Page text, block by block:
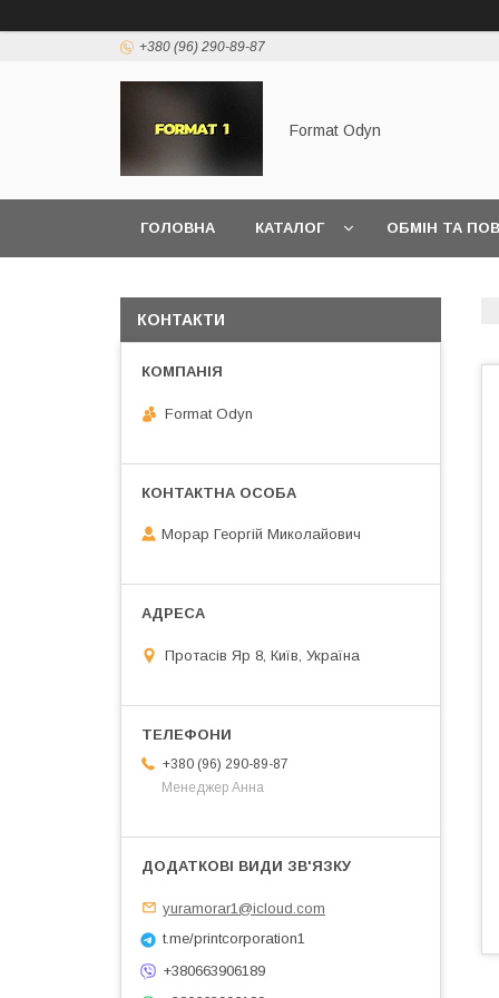
+380 (96) 290-89-87
Format Odyn
ГОЛОВНА КАТАЛОГ ОБМІН ТА
КОНТАКТИ
Format Odyn
Морар Георгій Миколайович
Протасів Яр 8, Київ, Україна
+380 (96) 290-89-87
Менеджер Анна
yuramorar1@icloud.com
t.me/printcorporation1
+380663906189